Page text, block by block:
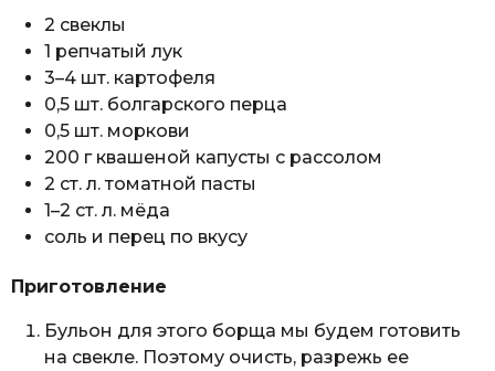
2 свеклы
1 репчатый лук
3–4 шт. картофеля
0,5 шт. болгарского перца
0,5 шт. моркови
200 г квашеной капусты с рассолом
2 ст. л. томатной пасты
1–2 ст. л. мёда
соль и перец по вкусу
Приготовление
Бульон для этого борща мы будем готовить
на свекле. Поэтому очисть, разрежь ее